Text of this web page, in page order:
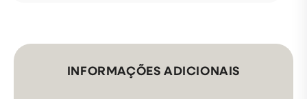
INFORMAÇÕES ADICIONAIS